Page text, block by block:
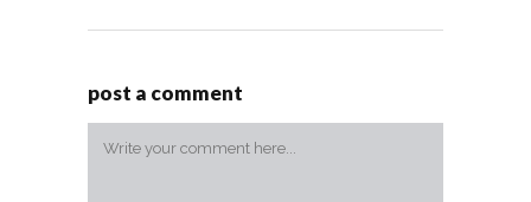
post a comment